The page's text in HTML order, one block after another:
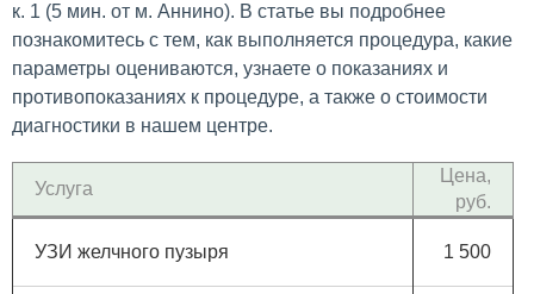
к. 1 (5 мин. от м. Аннино). В статье вы подробнее
познакомитесь с тем, как выполняется процедура, какие
параметры оцениваются, узнаете о показаниях и
противопоказаниях к процедуре, а также о стоимости
диагностики в нашем центре.
Услуга
Цена,
руб.
УЗИ желчного пузыря 1 500